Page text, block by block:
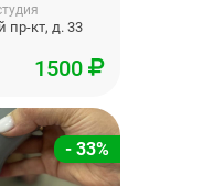
пр-кт, д. 33
1500
- 33%